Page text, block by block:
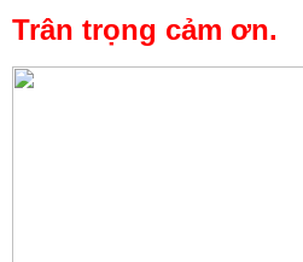
Trân trọng cảm ơn.